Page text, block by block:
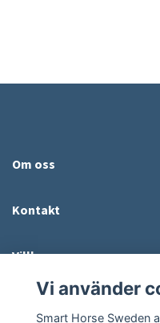
Om oss
Kontakt
Villkor
Sociala medier
Vi använder
Smart Horse Sweden